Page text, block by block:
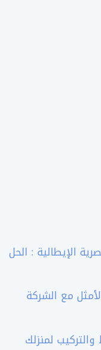
الإيطالية : الحل
مع الشركة
لمنزلك